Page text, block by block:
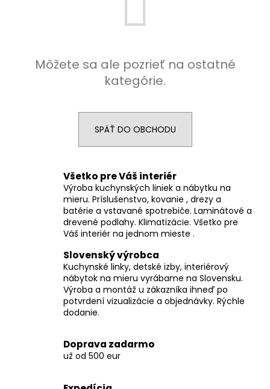
Môžete sa ale pozrieť na ostatné
kategórie.
SPÄŤ DO OBCHODU
Všetko pre Váš interiér
Výroba kuchynských liniek a nábytku na
mieru. Príslušenstvo, kovanie , drezy a
batérie a vstavané spotrebiče. Laminátové a
drevené podlahy. Klimatizácie. Všetko pre
Váš interiér na jednom mieste .
Slovenský výrobca
Kuchynské linky, detské izby, interiérový
nábytok na mieru vyrábame na Slovensku.
Výroba a montáž u zákazníka ihneď po
potvrdení vizualizácie a objednávky. Rýchle
dodanie.
Doprava zadarmo
už od 500 eur